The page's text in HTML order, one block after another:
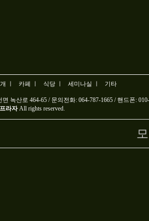
ㅣ 카페 ㅣ 식당 ㅣ 세미나실 ㅣ 기타
녹산로 464-65 / 문의전화: 064-787-1665 / 핸드폰:
라자All rights reserved.